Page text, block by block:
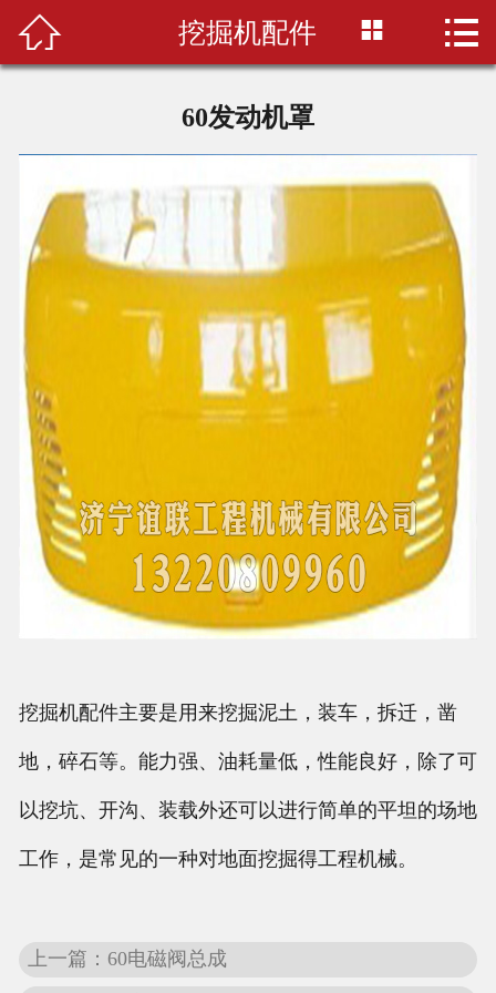
首页
选购指南
配件仓库
联系我们
 挖掘机配件  
60发动机罩
挖掘机配件主要是用来挖掘泥土，装车，拆迁，凿
地，碎石等。能力强、油耗量低，性能良好，除了可
以挖坑、开沟、装载外还可以进行简单的平坦的场地
工作，是常见的一种对地面挖掘得工程机械。
上一篇：60电磁阀总成